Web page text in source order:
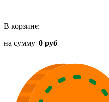
В корзине:
на сумму: 0 руб